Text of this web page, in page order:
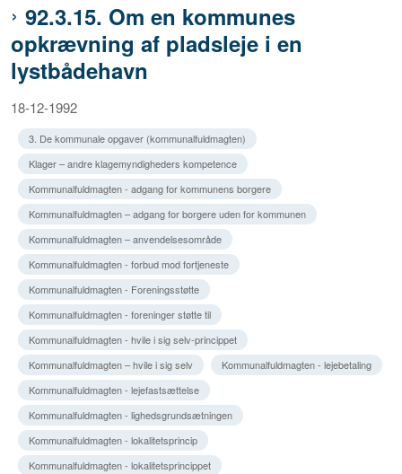
92.3.15. Om en kommunes
opkrævning af pladsleje i en
lystbådehavn
18-12-1992
3. De kommunale opgaver (kommunalfuldmagten)
Klager – andre klagemyndigheders kompetence
Kommunalfuldmagten - adgang for kommunens borgere
Kommunalfuldmagten – adgang for borgere uden for kommunen
Kommunalfuldmagten – anvendelsesområde
Kommunalfuldmagten - forbud mod fortjeneste
Kommunalfuldmagten - Foreningsstøtte
Kommunalfuldmagten - foreninger støtte til
Kommunalfuldmagten - hvile i sig selv-princippet
Kommunalfuldmagten – hvile i sig selv
Kommunalfuldmagten - lejebetaling
Kommunalfuldmagten - lejefastsættelse
Kommunalfuldmagten - lighedsgrundsætningen
Kommunalfuldmagten - lokalitetsprincip
Kommunalfuldmagten - lokalitetsprincippet